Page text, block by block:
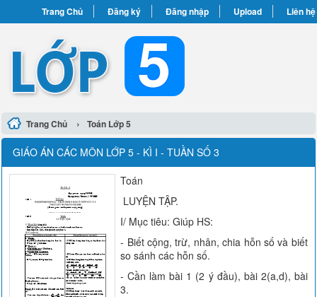
Trang Chủ Đăng ký Đăng nhập Upload Liên hệ
Trang Chủ › Toán Lớp 5
GIÁO ÁN CÁC MÔN LỚP 5 - KÌ I - TUẦN SỐ 3
Toán
LUYỆN TẬP.
I/ Mục tiêu: Giúp HS:
- Biết cộng, trừ, nhân, chia hỗn số và biết
so sánh các hỗn số.
- Cần làm bài 1 (2 ý đầu), bài 2(a,d), bài
3.